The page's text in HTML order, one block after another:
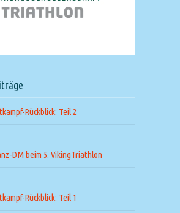
Rückblick: Teil 2
DM beim 5. VikingTriathlon
Rückblick: Teil 1